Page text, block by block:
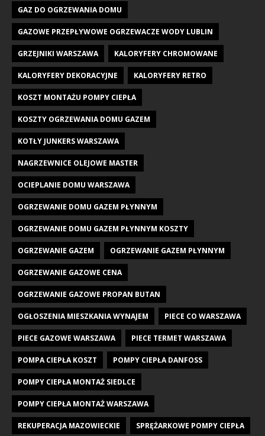
GAZ DO OGRZEWANIA DOMU
GAZOWE PRZEPŁYWOWE OGRZEWACZE WODY LUBLIN
GRZEJNIKI WARSZAWA KALORYFERY CHROMOWANE
KALORYFERY DEKORACYJNE KALORYFERY RETRO
KOSZT MONTAŻU POMPY CIEPŁA
KOSZTY OGRZEWANIA DOMU GAZEM
KOTŁY JUNKERS WARSZAWA
NAGRZEWNICE OLEJOWE MASTER
OCIEPLANIE DOMU WARSZAWA
OGRZEWANIE DOMU GAZEM PŁYNNYM
OGRZEWANIE DOMU GAZEM PŁYNNYM KOSZTY
OGRZEWANIE GAZEM OGRZEWANIE GAZEM PŁYNNYM
OGRZEWANIE GAZOWE CENA
OGRZEWANIE GAZOWE PROPAN BUTAN
OGŁOSZENIA MIESZKANIA WYNAJEM PIECE CO WARSZAWA
PIECE GAZOWE WARSZAWA PIECE TERMET WARSZAWA
POMPA CIEPŁA KOSZT POMPY CIEPŁA DANFOSS
POMPY CIEPŁA MONTAŻ SIEDLCE
POMPY CIEPŁA MONTAŻ WARSZAWA
REKUPERACJA MAZOWIECKIE SPRĘŻARKOWE POMPY CIEPŁA